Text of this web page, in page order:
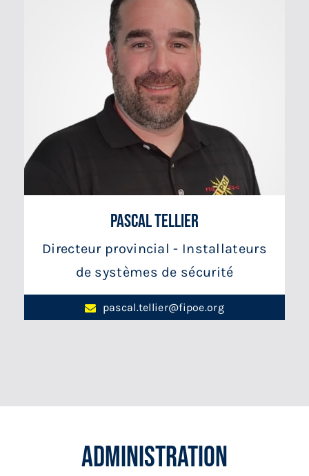
Pascal Tellier
Directeur provincial - Installateurs
de systèmes de sécurité
pascal.tellier@fipoe.org
Administration